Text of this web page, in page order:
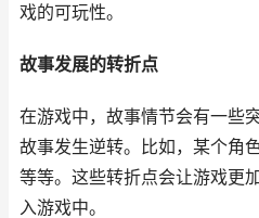
戏的可玩性。
故事发展的转折点
在游戏中，故事情节会有一些
故事发生逆转。比如，某个角
等等。这些转折点会让游戏更
入游戏中。